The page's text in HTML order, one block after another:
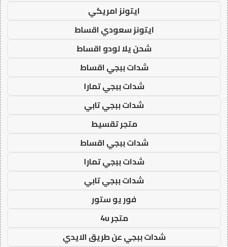
ايتونز امريكي
ايتونز سعودي اقساط
شحن يلا لودو اقساط
شدات ببجي اقساط
شدات ببجي تمارا
شدات ببجي تابي
متجر تقسيط
شدات ببجي اقساط
شدات ببجي تمارا
شدات ببجي تابي
فور يو ستور
متجر 4u
شدات ببجي عن طريق الايدي